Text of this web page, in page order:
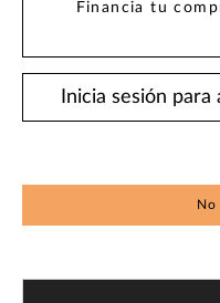
Financia tu
Inicia sesión